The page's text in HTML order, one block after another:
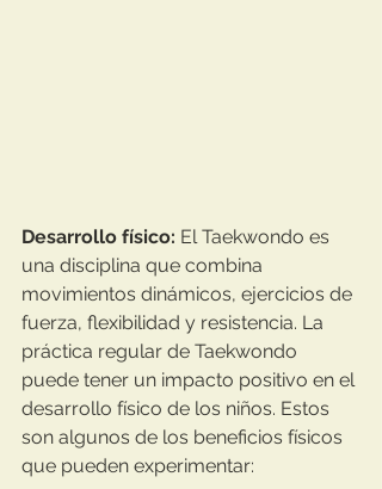
Desarrollo físico: El Taekwondo es
una disciplina que combina
movimientos dinámicos, ejercicios de
fuerza, flexibilidad y resistencia. La
práctica regular de Taekwondo
puede tener un impacto positivo en el
desarrollo físico de los niños. Estos
son algunos de los beneficios físicos
que pueden experimentar: